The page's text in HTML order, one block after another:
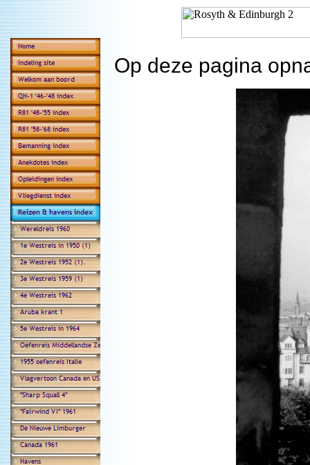
Op deze pagina